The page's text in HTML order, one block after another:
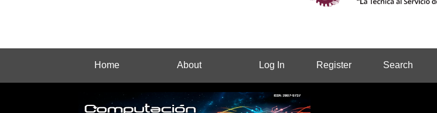
Home About Log In Register Search